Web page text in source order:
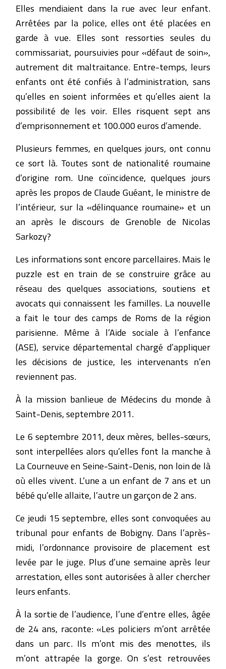
Elles mendiaient dans la rue avec leur enfant.
Arrêtées par la police, elles ont été placées en
garde à vue. Elles sont ressorties seules du
commissariat, poursuivies pour «défaut de soin»,
autrement dit maltraitance. Entre-temps, leurs
enfants ont été confiés à l’administration, sans
qu’elles en soient informées et qu’elles aient la
possibilité de les voir. Elles risquent sept ans
d’emprisonnement et 100.000 euros d’amende.
Plusieurs femmes, en quelques jours, ont connu
ce sort là. Toutes sont de nationalité roumaine
d’origine rom. Une coïncidence, quelques jours
après les propos de Claude Guéant, le ministre de
l’intérieur, sur la «délinquance roumaine» et un
an après le discours de Grenoble de Nicolas
Sarkozy?
Les informations sont encore parcellaires. Mais le
puzzle est en train de se construire grâce au
réseau des quelques associations, soutiens et
avocats qui connaissent les familles. La nouvelle
a fait le tour des camps de Roms de la région
parisienne. Même à l’Aide sociale à l’enfance
(ASE), service départemental chargé d’appliquer
les décisions de justice, les intervenants n’en
reviennent pas.
À la mission banlieue de Médecins du monde à
Saint-Denis, septembre 2011.
Le 6 septembre 2011, deux mères, belles-sœurs,
sont interpellées alors qu’elles font la manche à
La Courneuve en Seine-Saint-Denis, non loin de là
où elles vivent. L’une a un enfant de 7 ans et un
bébé qu’elle allaite, l’autre un garçon de 2 ans.
Ce jeudi 15 septembre, elles sont convoquées au
tribunal pour enfants de Bobigny. Dans l’après-
midi, l’ordonnance provisoire de placement est
levée par le juge. Plus d’une semaine après leur
arrestation, elles sont autorisées à aller chercher
leurs enfants.
À la sortie de l’audience, l’une d’entre elles, âgée
de 24 ans, raconte: «Les policiers m’ont arrêtée
dans un parc. Ils m’ont mis des menottes, ils
m’ont attrapée la gorge. On s’est retrouvées